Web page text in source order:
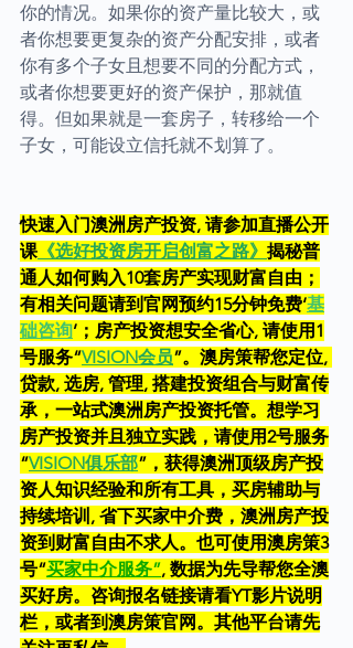
你的情况。如果你的资产量比较大，或
者你想要更复杂的资产分配安排，或者
你有多个子女且想要不同的分配方式，
或者你想要更好的资产保护，那就值
得。但如果就是一套房子，转移给一个
子女，可能设立信托就不划算了。
快速入门澳洲房产投资, 请参加直播公开
课 《选好投资房开启创富之路》 揭秘普
通人如何购入10套房产实现财富自由；
有相关问题请到官网预约15分钟免费‘基
础咨询’；房产投资想安全省心, 请使用1
号服务“VISION会员”。澳房策帮您定位,
贷款, 选房, 管理, 搭建投资组合与财富传
承，一站式澳洲房产投资托管。想学习
房产投资并且独立实践，请使用2号服务
“VISION俱乐部”，获得澳洲顶级房产投
资人知识经验和所有工具，买房辅助与
持续培训, 省下买家中介费，澳洲房产投
资到财富自由不求人。也可使用澳房策3
号“买家中介服务”, 数据为先导帮您全澳
买好房。咨询报名链接请看YT影片说明
栏，或者到澳房策官网。其他平台请先